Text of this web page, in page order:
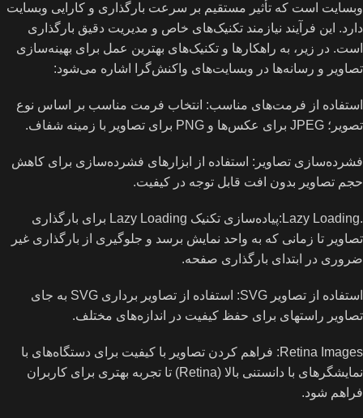
وبسایت است که تأثیر مستقیم بر سرعت بارگذاری و کارایی وبسایت
دارد. این فرآیند نیازمند تکنیک‌های خاص و مدیریت دقیق بارگذاری
است. در زیر، به راهکارها و تکنیک‌های بهترین عمل برای بهینه‌سازی
تصاویر و رسانه‌ها در وبسایت‌های واکنش‌گرا اشاره می‌شود:
استفاده از فرمت‌های مناسب: انتخاب فرمت مناسب بر اساس نوع
تصویر؛ JPEG برای عکس‌ها و PNG برای تصاویر با زمینه شفاف.
فشرده‌سازی تصاویر: استفاده از ابزارهای فشرده‌سازی برای کاهش
حجم تصاویر بدون افت قابل توجه در کیفیت.
.Lazy Loading:پیاده‌سازی تکنیک Lazy Loading برای بارگذاری
تصاویر تا زمانی که به واحد نمایش برسد و جلوگیری از بارگذاری غیر
ضروری در ابتدای بارگذاری صفحه.
استفاده از تصاویر SVG: استفاده از تصاویر برداری SVG به جای
تصاویر راستهای برای حفظ کیفیت در اندازه‌های مختلف.
Retina Images: فراهم کردن تصاویر با کیفیت برای دستگاه‌های با
نمایشگرهای با دانستنی بالا (Retina) تا تجربه بهتری برای کاربران
فراهم شود.